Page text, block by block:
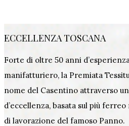
ECCELLENZA TOSCANA
Forte di oltre 50 anni
manifatturiero, la Premiata
nome del Casentino attraverso
d’eccellenza, basata sul più
di lavorazione del famoso Panno.